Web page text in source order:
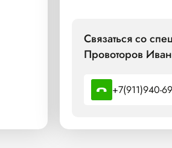
Связаться со
Провоторов
+7(911)940-